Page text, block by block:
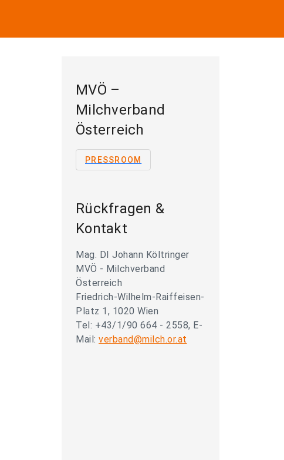
MVÖ –
Milchverband
Österreich
PRESSROOM
Rückfragen &
Kontakt
Mag. DI Johann Költringer
MVÖ - Milchverband
Österreich
Friedrich-Wilhelm-Raiffeisen-
Platz 1, 1020 Wien
Tel: +43/1/90 664 - 2558, E-
Mail: verband@milch.or.at